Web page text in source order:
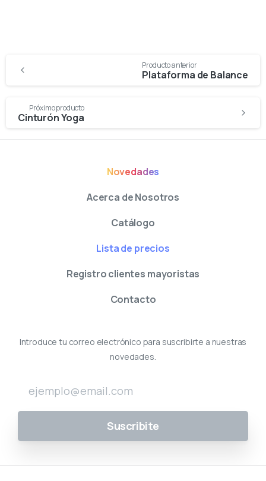
Producto anterior
Plataforma de Balance
Próximo producto
Cinturón Yoga
Novedades
Acerca de Nosotros
Catálogo
Lista de precios
Registro clientes mayoristas
Contacto